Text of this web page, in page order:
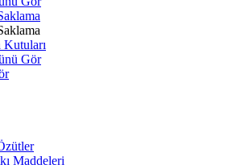
Kutuları
Gör
Maddeleri